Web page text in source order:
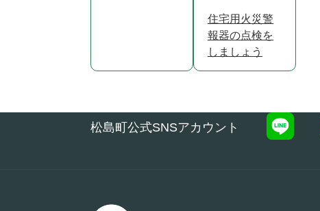
住宅用火災警
報器の点検を
しましょう
松島町公式SNSアカウント